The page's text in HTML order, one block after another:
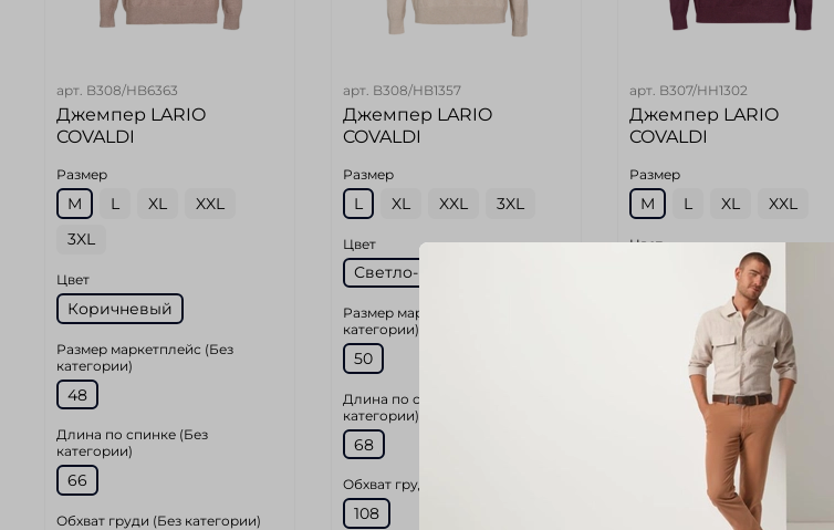
арт. B308/HB6363
Джемпер LARIO
COVALDI
Размер
M L XL
XXL
3XL
Цвет
Коричневый
Размер маркетплейс (Без
категории)
48
Длина по спинке (Без
категории)
66
Обхват груди (Без категории)
арт. B308/HB1357
Джемпер LARIO
COVALDI
Размер
L XL XXL 3XL
Цвет
Светло-Бежевый
Размер маркетплейс (Без
категории)
50
Длина по спинке (Без
категории)
68
Обхват груди (Без категории)
108
арт. B307/HH1302
Джемпер LARIO
COVALDI
Размер
M L XL XXL
Цвет
Размер маркетплейс (Без
категории)
Длина по спинке (Без
категории)
Обхват груди (Без категории)